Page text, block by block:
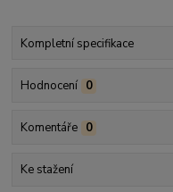
Kompletní specifikace
Hodnocení 0
Komentáře 0
Ke stažení